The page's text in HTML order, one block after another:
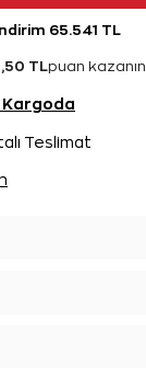
65.541 TL
TL puan kazanın
Kargoda
Teslimat